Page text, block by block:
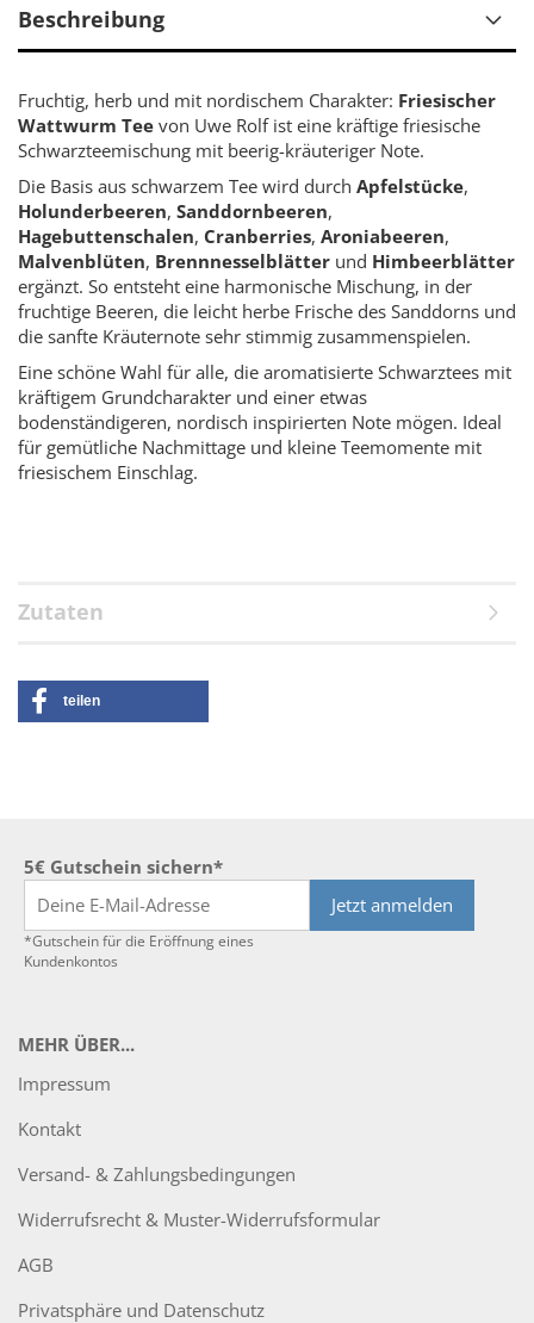
Beschreibung
Fruchtig, herb und mit nordischem Charakter: Friesischer
Wattwurm Tee von Uwe Rolf ist eine kräftige friesische
Schwarzteemischung mit beerig-kräuteriger Note.
Die Basis aus schwarzem Tee wird durch Apfelstücke,
Holunderbeeren, Sanddornbeeren,
Hagebuttenschalen, Cranberries, Aroniabeeren,
Malvenblüten, Brennnesselblätter und Himbeerblätter
ergänzt. So entsteht eine harmonische Mischung, in der
fruchtige Beeren, die leicht herbe Frische des Sanddorns und
die sanfte Kräuternote sehr stimmig zusammenspielen.
Eine schöne Wahl für alle, die aromatisierte Schwarztees mit
kräftigem Grundcharakter und einer etwas
bodenständigeren, nordisch inspirierten Note mögen. Ideal
für gemütliche Nachmittage und kleine Teemomente mit
friesischem Einschlag.
Zutaten
teilen
5€ Gutschein sichern*
Jetzt anmelden
*Gutschein für die Eröffnung eines
Kundenkontos
MEHR ÜBER...
Impressum
Kontakt
Versand- & Zahlungsbedingungen
Widerrufsrecht & Muster-Widerrufsformular
AGB
Privatsphäre und Datenschutz